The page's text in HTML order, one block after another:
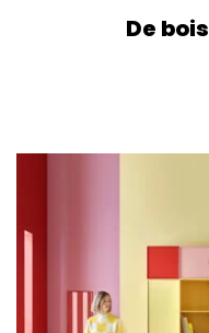
De